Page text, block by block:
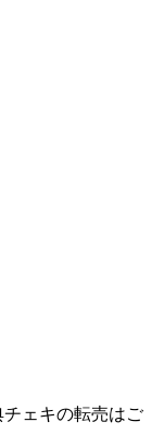
ェキの転売はご